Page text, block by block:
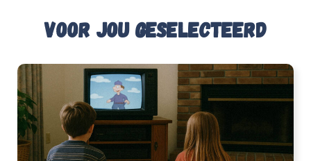
Voor jou geselecteerd